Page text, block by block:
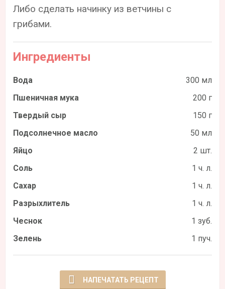
Либо сделать начинку из ветчины с
грибами.
Ингредиенты
Вода
300 мл
Пшеничная мука
200 г
Твердый сыр
150 г
Подсолнечное масло
50 мл
Яйцо
2 шт.
Соль
1 ч. л.
Сахар
1 ч. л.
Разрыхлитель
1 ч. л.
Чеснок
1 зуб.
Зелень
1 пуч.
НАПЕЧАТАТЬ РЕЦЕПТ